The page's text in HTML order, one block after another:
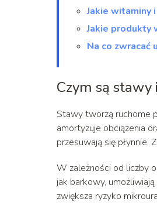
Jakie witaminy
Jakie produkty
Na co zwracać
Czym są stawy
Stawy tworzą ruchome
amortyzuje obciążenia
przesuwają się
W zależności od liczby
jak barkowy,
zwiększa ryzyko